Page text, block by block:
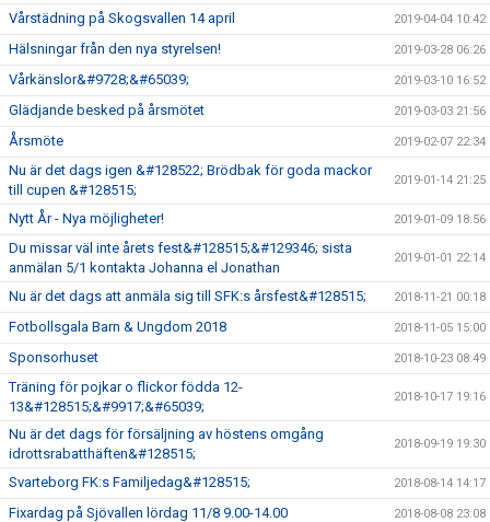
Vårstädning på Skogsvallen 14 april 2019-04-04 10:42
Hälsningar från den nya styrelsen! 2019-03-28 06:26
Vårkänslor&#9728;&#65039; 2019-03-10 16:52
Glädjande besked på årsmötet 2019-03-03 21:56
Årsmöte 2019-02-07 22:34
Nu är det dags igen &#128522; Brödbak för goda mackor
till cupen &#128515;
2019-01-14 21:25
Nytt År - Nya möjligheter! 2019-01-09 18:56
Du missar väl inte årets fest&#128515;&#129346; sista
anmälan 5/1 kontakta Johanna el Jonathan
2019-01-01 22:14
Nu är det dags att anmäla sig till SFK:s årsfest&#128515; 2018-11-21 00:18
Fotbollsgala Barn & Ungdom 2018 2018-11-05 15:00
Sponsorhuset 2018-10-23 08:49
Träning för pojkar o flickor födda 12-
13&#128515;&#9917;&#65039;
2018-10-17 19:16
Nu är det dags för försäljning av höstens omgång
idrottsrabatthäften&#128515;
2018-09-19 19:30
Svarteborg FK:s Familjedag&#128515; 2018-08-14 14:17
Fixardag på Sjövallen lördag 11/8 9.00-14.00 2018-08-08 23:08